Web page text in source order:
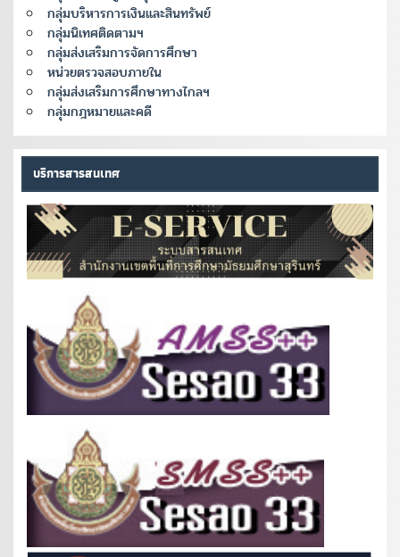
กลุ่มบริหารการเงินและสินทรัพย์
กลุ่มนิเทศติดตามฯ
กลุ่มส่งเสริมการจัดการศึกษา
หน่วยตรวจสอบภายใน
กลุ่มส่งเสริมการศึกษาทางไกลฯ
กลุ่มกฎหมายและคดี
บริการสารสนเทศ